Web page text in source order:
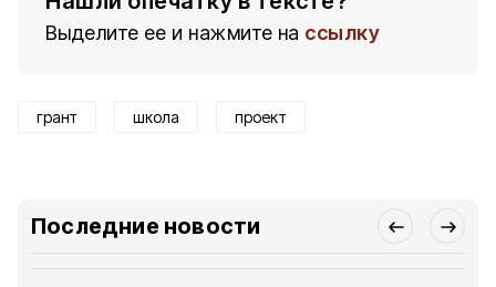
Выделите ее и нажмите на ссылку
грант школа проект
Последние новости